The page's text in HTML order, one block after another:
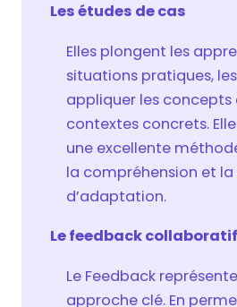
Les études de cas
Elles plongent les
situations pratiques,
appliquer les concepts
contextes concrets.
une excellente
la compréhension et
d’adaptation.
Le feedback collaboratif
Le Feedback
approche clé. En